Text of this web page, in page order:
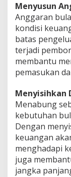
Menyusun
Anggaran
kondisi
batas
terjadi
membantu
pemasukan
Menyisihkan
Menabung
kebutuhan
Dengan
keuangan
menghadapi
juga
jangka